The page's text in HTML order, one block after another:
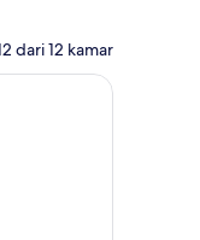
dari 12 kamar
| Seprai Frette Italia,